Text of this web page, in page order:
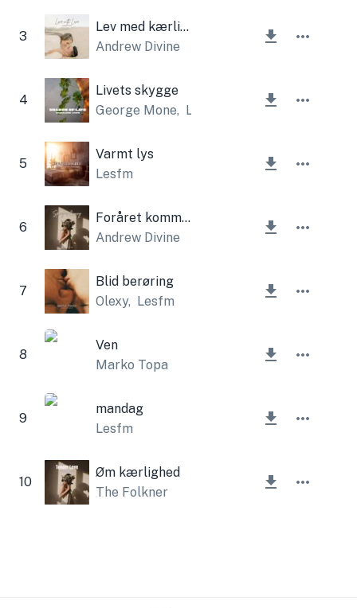
3
Lev med kærlighed
Andrew Divine
4
Livets skygge
George Mone, Lesfm
5
Varmt lys
Lesfm
6
Foråret kommer
Andrew Divine
7
Blid berøring
Olexy, Lesfm
8
Ven
Marko Topa
9
mandag
Lesfm
10
Øm kærlighed
The Folkner